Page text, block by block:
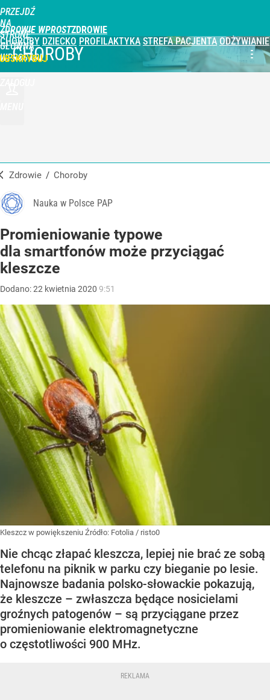
PRZEJDŹ
NA
STRONĘ
GŁÓWNĄ
WPROST.PL
ZDROWIE WPROST
CHOROBY DZIECKO PROFILAKTYKA STREFA PACJENTA ODŻYWIANIE
CHOROBY
Zdrowie / Choroby
Nauka w Polsce PAP
Promieniowanie typowe
dla smartfonów może przyciągać
kleszcze
Dodano:22 kwietnia 2020 9:51
Kleszcz w powiększeniu Źródło: Fotolia / risto0
Nie chcąc złapać kleszcza, lepiej nie brać ze sobą
telefonu na piknik w parku czy bieganie po lesie.
Najnowsze badania polsko-słowackie pokazują,
że kleszcze – zwłaszcza będące nosicielami
groźnych patogenów – są przyciągane przez
promieniowanie elektromagnetyczne
o częstotliwości 900 MHz.